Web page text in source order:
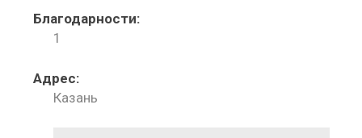
Благодарности:
1
Адрес:
Казань